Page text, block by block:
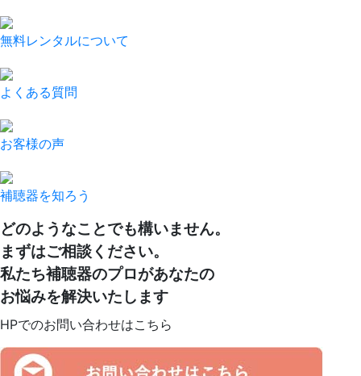
無料レンタルについて
よくある質問
お客様の声
補聴器を知ろう
どのようなことでも構いません。
まずはご相談ください。
私たち補聴器のプロがあなたの
お悩みを解決いたします
HPでのお問い合わせはこちら